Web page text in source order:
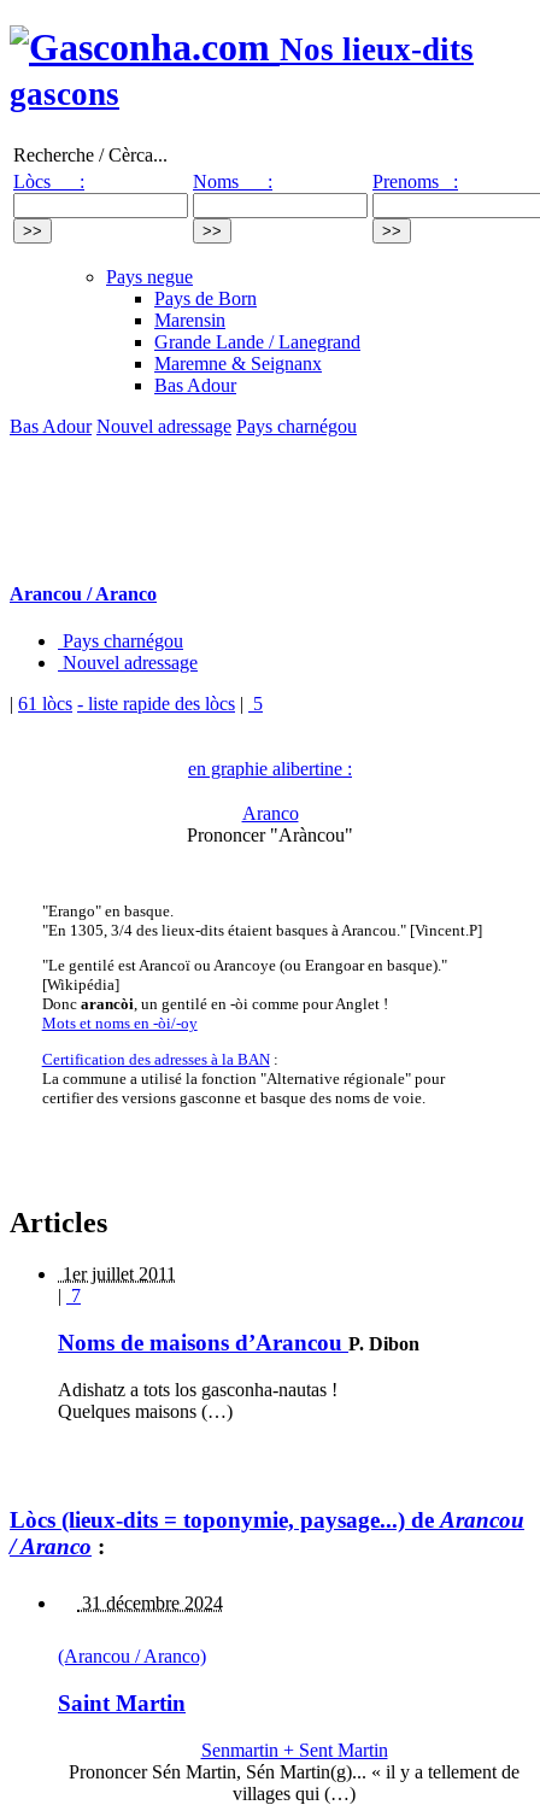
Nos lieux-dits
gascons
Recherche / Cèrca...
Lòcs :
Noms : Prenoms :
Pays negue
Pays de Born
Marensin
Grande Lande / Lanegrand
Maremne & Seignanx
Bas Adour
Bas Adour Nouvel adressage Pays charnégou
Arancou / Aranco
Pays charnégou
Nouvel adressage
| 61 lòcs - liste rapide des lòcs | 5
en graphie alibertine :
Aranco
Prononcer "Aràncou"
"Erango" en basque.
"En 1305, 3/4 des lieux-dits étaient basques à Arancou." [Vincent.P]
"Le gentilé est Arancoï ou Arancoye (ou Erangoar en basque)."
[Wikipédia]
Donc arancòi, un gentilé en -òi comme pour Anglet !
Mots et noms en -òi/-oy
Certification des adresses à la BAN:
La commune a utilisé la fonction "Alternative régionale" pour
certifier des versions gasconne et basque des noms de voie.
Articles
1er juillet 2011
| 7
Noms de maisons d’Arancou P. Dibon
Adishatz a tots los gasconha-nautas !
Quelques maisons (…)
Lòcs (lieux-dits = toponymie, paysage...) deArancou
/ Aranco :
31 décembre 2024
(Arancou / Aranco)
Saint Martin
Senmartin + Sent Martin
Prononcer Sén Martin, Sén Martin(g)... « il y a tellement de
villages qui (…)